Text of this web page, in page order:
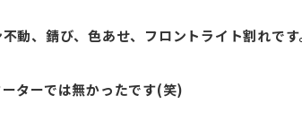
動、錆び、色あせ、フロントライト割れです
ターでは無かったです(笑)